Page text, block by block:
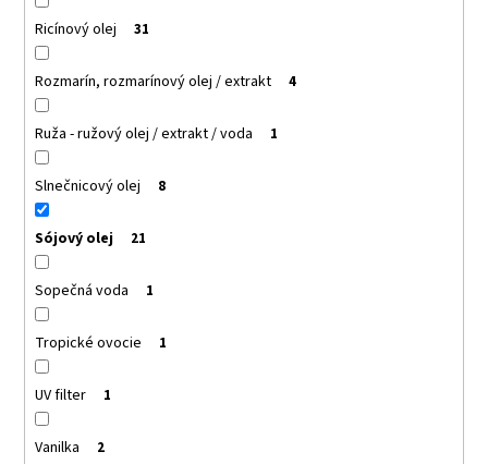
Ricínový olej 31
Rozmarín, rozmarínový olej / extrakt 4
Ruža - ružový olej / extrakt / voda 1
Slnečnicový olej 8
Sójový olej 21
Sopečná voda 1
Tropické ovocie 1
UV filter 1
Vanilka 2